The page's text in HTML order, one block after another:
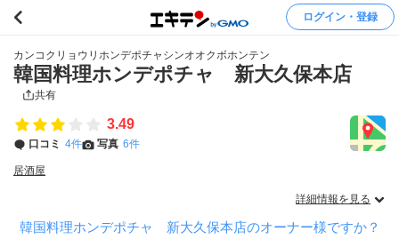
ログイン・登録
カンコクリョウリホンデポチャシンオオクボホンテン
韓国料理ホンデポチャ 新大久保本店
共有
3.49
口コミ 4件 写真 6件
居酒屋
詳細情報を見る
韓国料理ホンデポチャ 新大久保本店のオーナー様ですか？